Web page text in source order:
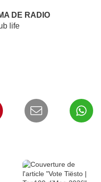
DE RADIO
life